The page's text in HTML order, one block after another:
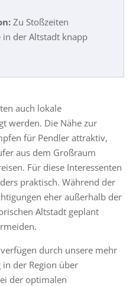
Zu Stoßzeiten
in der Altstadt knapp
auch lokale
werden. Die Nähe zur
für Pendler attraktiv,
aus dem Großraum
Für diese Interessenten
praktisch. Während der
eher außerhalb der
Altstadt geplant
durch unsere mehr
in der Region über
der optimalen